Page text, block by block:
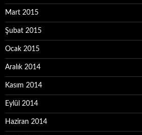
Mart 2015
Şubat 2015
Ocak 2015
Aralık 2014
Kasım 2014
Eylül 2014
Haziran 2014